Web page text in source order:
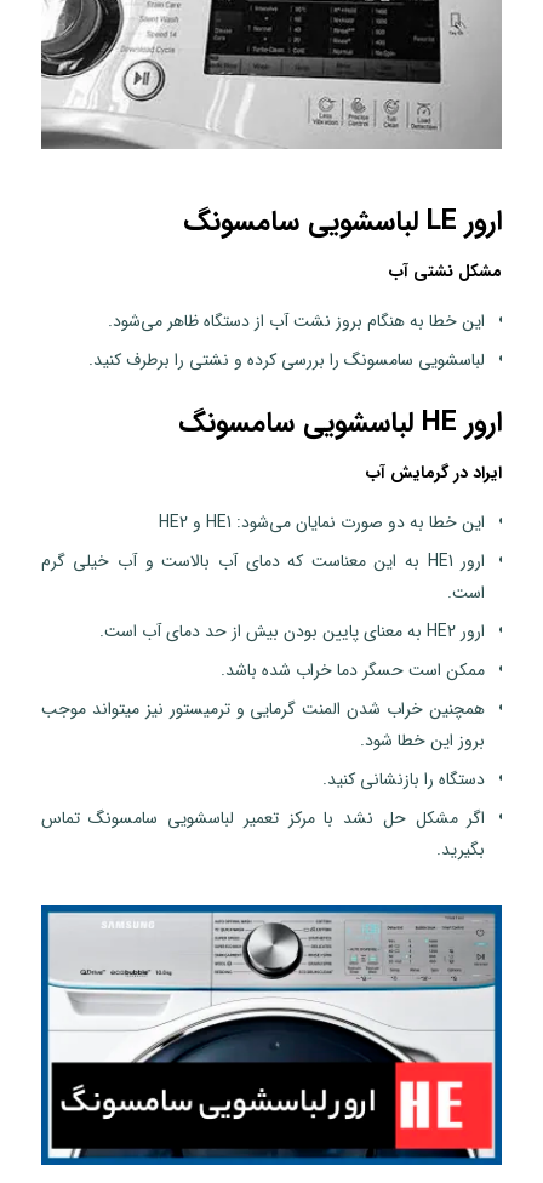
ارور LE لباسشویی سامسونگ
مشکل نشتی آب
این خطا به هنگام بروز نشت آب از دستگاه ظاهر می‌شود.
لباسشویی سامسونگ را بررسی کرده و نشتی را برطرف کنید.
ارور HE لباسشویی سامسونگ
ایراد در گرمایش آب
این خطا به دو صورت نمایان می‌شود: HE1 و HE2
ارور HE1 به این معناست که دمای آب بالاست و آب خیلی گرم
است.
ارور HE2 به معنای پایین بودن بیش از حد دمای آب است.
ممکن است حسگر دما خراب شده باشد.
همچنین خراب شدن المنت گرمایی و ترمیستور نیز میتواند موجب
بروز این خطا شود.
دستگاه را بازنشانی کنید.
اگر مشکل حل نشد با مرکز تعمیر لباسشویی سامسونگ تماس
بگیرید.